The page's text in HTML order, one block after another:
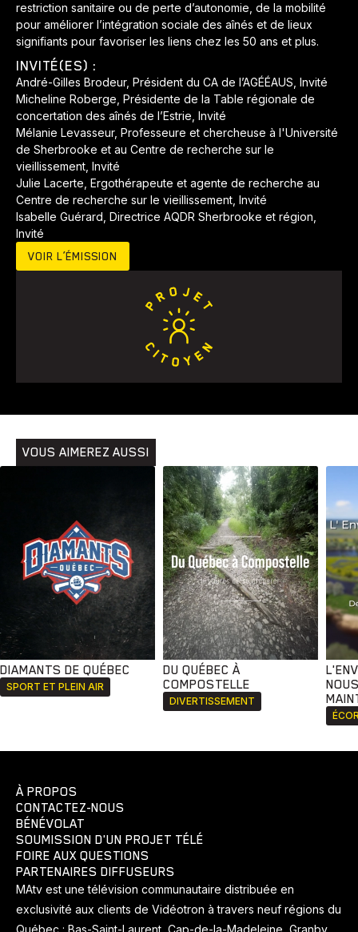
Bingo
restriction sanitaire ou de perte d’autonomie, de la mobilité
pour améliorer l’intégration sociale des aînés et de lieux
signifiants pour favoriser les liens chez les 50 ans et plus.
INVITÉ(ES) :
André-Gilles Brodeur, Président du CA de l’AGÉÉAUS, Invité
Micheline Roberge, Présidente de la Table régionale de
concertation des aînés de l’Estrie, Invité
Mélanie Levasseur, Professeure et chercheuse à l'Université
de Sherbrooke et au Centre de recherche sur le
vieillissement, Invité
Julie Lacerte, Ergothérapeute et agente de recherche au
Centre de recherche sur le vieillissement, Invité
Isabelle Guérard, Directrice AQDR Sherbrooke et région,
Invité
VOIR L’ÉMISSION
VOUS AIMEREZ AUSSI
DIAMANTS DE QUÉBEC
SPORT ET PLEIN AIR
DU QUÉBEC À
COMPOSTELLE
DIVERTISSEMENT
À PROPOS
CONTACTEZ-NOUS
BÉNÉVOLAT
SOUMISSION D'UN PROJET TÉLÉ
FOIRE AUX QUESTIONS
PARTENAIRES DIFFUSEURS
MAtv est une télévision communautaire distribuée en
exclusivité aux clients de Vidéotron à travers neuf régions du